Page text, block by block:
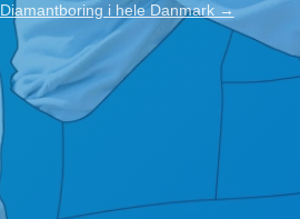
Se alle...
Diamantboring i hele Danmark →